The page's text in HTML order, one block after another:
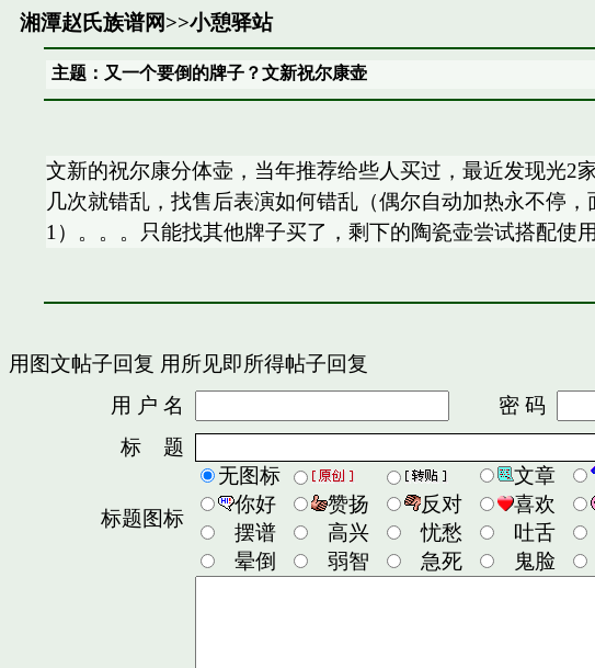
湘潭赵氏族谱网>>小憩驿站
主题：又一个要倒的牌子？文新祝尔康壶
文新的祝尔康分体壶，当年推荐给些人买过，最近发现光2
几次就错乱，找售后表演如何错乱（偶尔自动加热永不停
1）。。。只能找其他牌子买了，剩下的陶瓷壶尝试搭配使
用图文帖子回复 用所见即所得帖子回复
用 户 名
密 码
标 题
标题图标
无图标 文章
你好
赞扬 反对 喜欢
摆谱
高兴 忧愁 吐舌
晕倒
弱智 急死 鬼脸